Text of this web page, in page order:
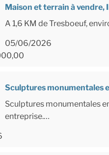
Maison et terrain à vendre,
A 1,6 KM de Tresboeuf,
05/06/2026
Sculptures monumentales
Sculptures monumentales
entreprise.…